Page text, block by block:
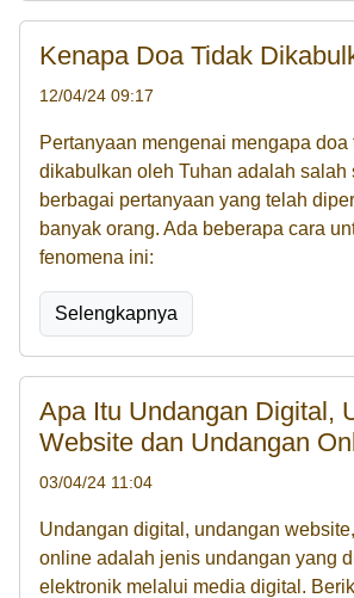
Kenapa Doa Tidak
12/04/24 09:17
Pertanyaan mengenai mengapa doa
dikabulkan oleh Tuhan adalah salah
berbagai pertanyaan yang telah
banyak orang. Ada beberapa cara
fenomena ini:
Selengkapnya
Apa Itu Undangan Digital,
Website dan Undangan
03/04/24 11:04
Undangan digital, undangan
online adalah jenis undangan yang
elektronik melalui media digital.